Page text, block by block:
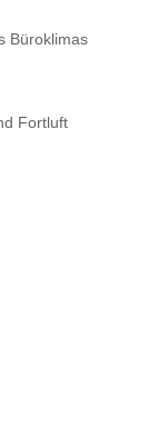
Büroklimas
Fortluft